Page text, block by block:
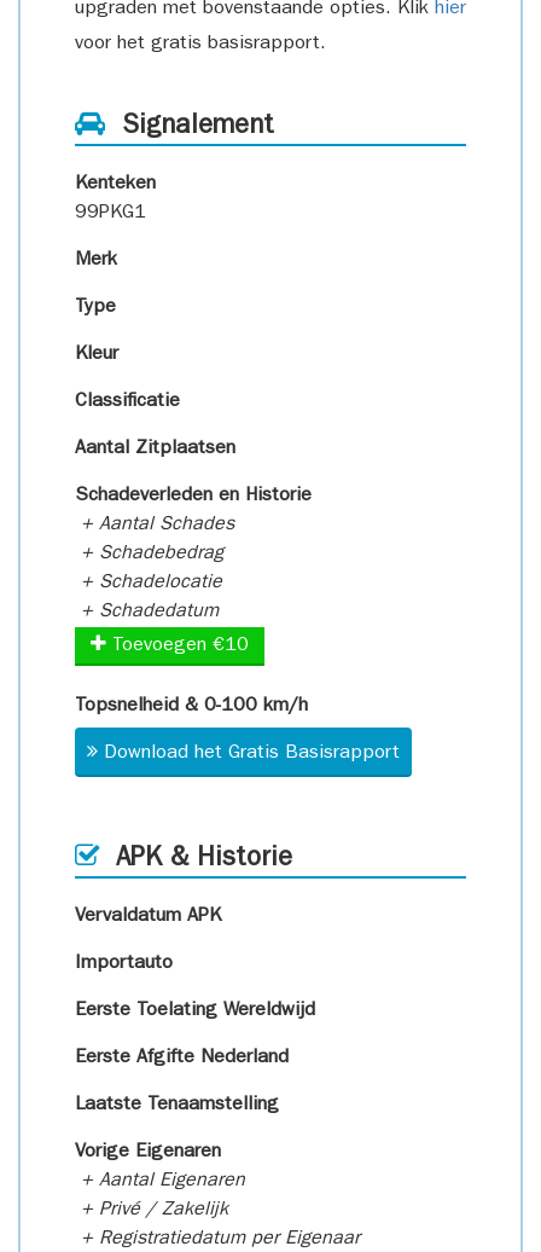
upgraden met bovenstaande opties. Klik hier
voor het gratis basisrapport.
Signalement
Kenteken
99PKG1
Merk
Type
Kleur
Classificatie
Aantal Zitplaatsen
Schadeverleden en Historie
+ Aantal Schades
+ Schadebedrag
+ Schadelocatie
+ Schadedatum
Toevoegen €10
Topsnelheid & 0-100 km/h
Download het Gratis Basisrapport
APK & Historie
Vervaldatum APK
Importauto
Eerste Toelating Wereldwijd
Eerste Afgifte Nederland
Laatste Tenaamstelling
Vorige Eigenaren
+ Aantal Eigenaren
+ Privé / Zakelijk
+ Registratiedatum per Eigenaar